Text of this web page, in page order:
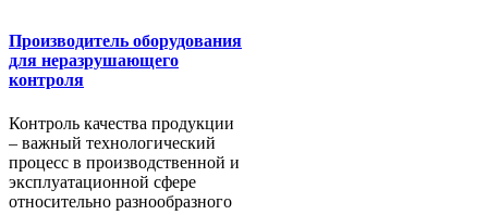
Производитель оборудования
для неразрушающего
контроля
Контроль качества продукции
– важный технологический
процесс в производственной и
эксплуатационной сфере
относительно разнообразного